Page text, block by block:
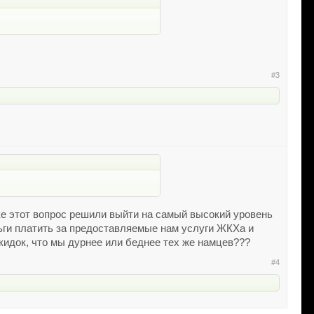
#3
этот вопрос решили выйти на самый высокий уровень
платить за предоставляемые нам услуги ЖКХа и
что мы дурнее или беднее тех же намцев???
#4